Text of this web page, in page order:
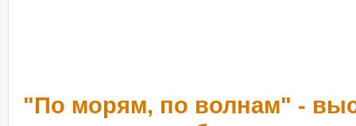
"По морям, по волнам" -